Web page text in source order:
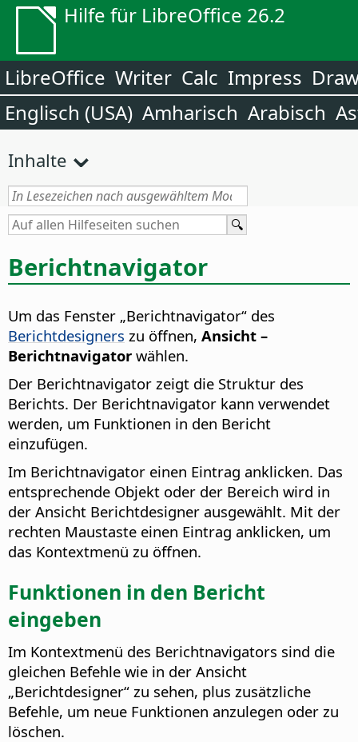
Hilfe für LibreOffice 26.2
LibreOffice Writer Calc Impress
Englisch (USA) Amharisch Arabisch
Inhalte
Berichtnavigator
Um das Fenster „Berichtnavigator“ des
Berichtdesigners zu öffnen, Ansicht –
Berichtnavigator wählen.
Der Berichtnavigator zeigt die Struktur des
Berichts. Der Berichtnavigator kann verwendet
werden, um Funktionen in den Bericht
einzufügen.
Im Berichtnavigator einen Eintrag anklicken. Das
entsprechende Objekt oder der Bereich wird in
der Ansicht Berichtdesigner ausgewählt. Mit der
rechten Maustaste einen Eintrag anklicken, um
das Kontextmenü zu öffnen.
Funktionen in den Bericht
eingeben
Im Kontextmenü des Berichtnavigators sind die
gleichen Befehle wie in der Ansicht
„Berichtdesigner“ zu sehen, plus zusätzliche
Befehle, um neue Funktionen anzulegen oder zu
löschen.